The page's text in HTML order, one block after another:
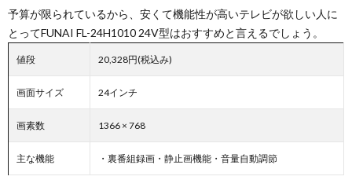
予算が限られているから、安くて機能性が高いテレビが欲しい人に
とってFUNAI FL-24H1010 24V型はおすすめと言えるでしょう。
値段 20,328円(税込み)
画面サイズ 24インチ
画素数 1366 × 768
主な機能 ・裏番組録画・静止画機能・音量自動調節